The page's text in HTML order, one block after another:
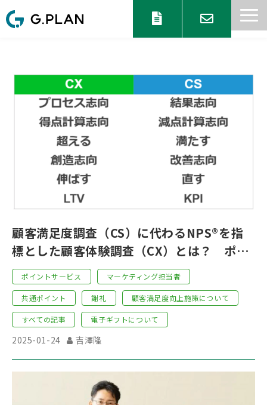
目的からサービスを探す
セミナー 情報
協業パートナー募集
顧客満足度調査（CS）に代わるNPS®を指
標とした顧客体験調査（CX）とは？ ポイ
ントサービスを活かした実施方法も徹底解
説。
ポイントサービス マーケティング担当者
共通ポイント 謝礼 顧客満足度向上施策について
すべての記事 電子ギフトについて
2025-01-24 吉澤隆